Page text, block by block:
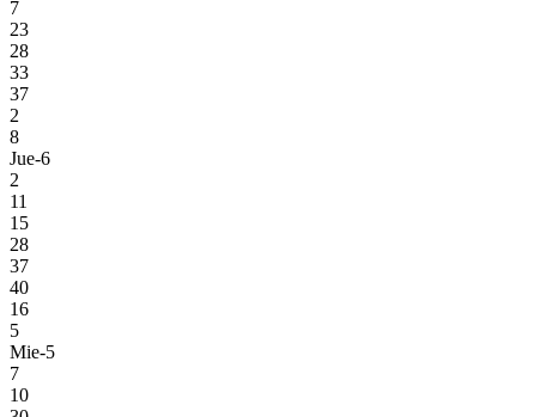
7
23
28
33
37
2
8
Jue-6
2
11
15
28
37
40
16
5
Mie-5
7
10